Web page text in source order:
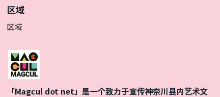
区域
区域
「Magcul dot net」是一个致力于宣传神奈川县内艺术文